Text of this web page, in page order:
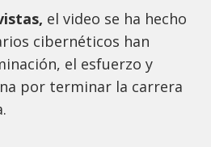
el video se ha hecho
cibernéticos han
el esfuerzo y
por terminar la carrera